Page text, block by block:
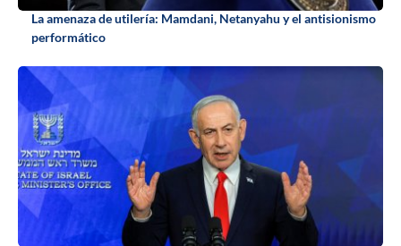
La amenaza de utilería: Mamdani, Netanyahu y el antisionismo
performático